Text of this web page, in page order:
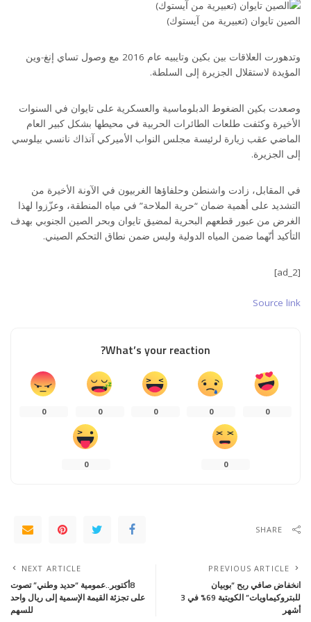
الصين تايوان (تعبيرية من آيستوك)
وتدهورت العلاقات بين بكين وتايبيه عام 2016 مع وصول تساي إنغ-وين
المؤيدة لاستقلال الجزيرة إلى السلطة.
وصعدت بكين الضغوط الدبلوماسية والعسكرية على تايوان في السنوات
الأخيرة وكثفت طلعات الطائرات الحربية في محيطها بشكل كبير العام
الماضي عقب زيارة لرئيسة مجلس النواب الأميركي آنذاك نانسي بيلوسي
إلى الجزيرة.
في المقابل، زادت واشنطن وحلفاؤها الغربيون في الآونة الأخيرة من
التشديد على أهمية ضمان “حرية الملاحة” في مياه المنطقة، وعزّزوا لهذا
الغرض من عبور قطعهم البحرية لمضيق تايوان وبحر الصين الجنوبي بهدف
التأكيد أنّهما ضمن المياه الدولية وليس ضمن نطاق التحكم الصيني.
[ad_2]
Source link
What’s your reaction?
0
0
0
0
0
0
0
SHARE
PREVIOUS ARTICLE
انخفاض صافي ربح “بوبيان
للبتروكيماويات” الكويتية 69% في 3
أشهر
NEXT ARTICLE
8أكتوبر..عمومية “حديد وطني” تصوت
على تجزئة القيمة الإسمية إلى ريال واحد
للسهم